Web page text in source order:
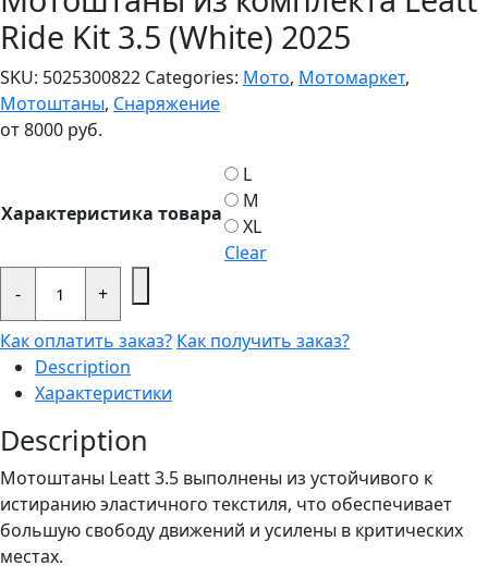
Ride Kit 3.5 (White) 2025
SKU: 5025300822 Categories: Мото, Мотомаркет,
Мотоштаны, Снаряжение
от8000 руб.
Характеристика товара
L
M
XL
Clear
-
Мотоштаны
Leatt
Ride
Kit
3.5
(White)
quantity
+
Как оплатить заказ? Как получить заказ?
Description
Характеристики
Description
Мотоштаны Leatt 3.5 выполнены из устойчивого к
истиранию эластичного текстиля, что обеспечивает
большую свободу движений и усилены в критических
местах.